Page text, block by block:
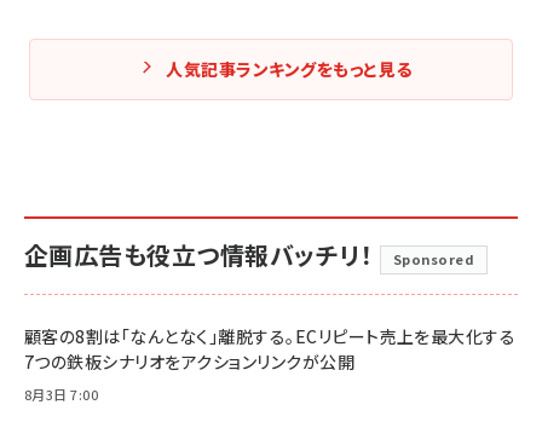
人気記事ランキングをもっと見る
企画広告も役立つ情報バッチリ！ Sponsored
顧客の8割は「なんとなく」離脱する。ECリピート売上を最大化する
7つの鉄板シナリオをアクションリンクが公開
8月3日 7:00